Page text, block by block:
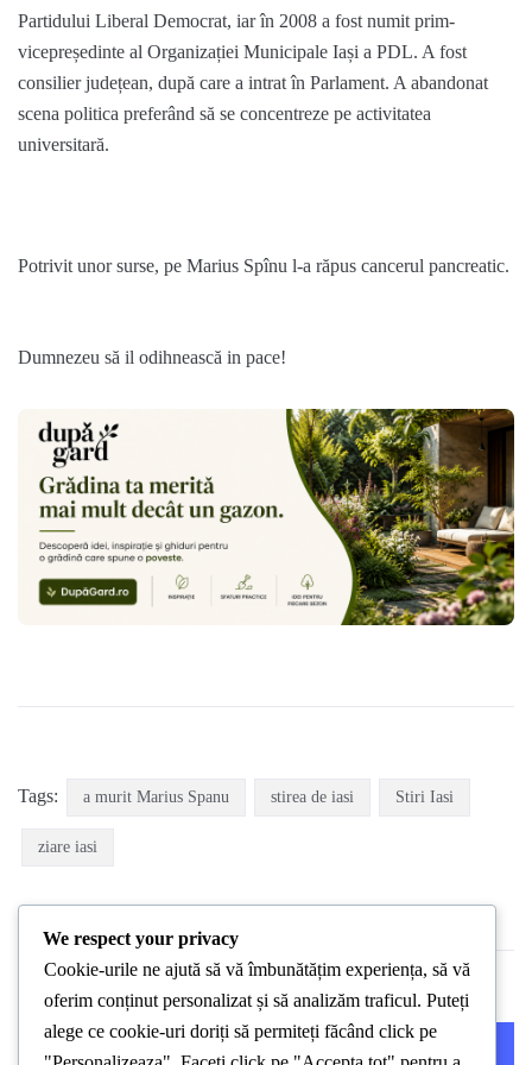
Partidului Liberal Democrat, iar în 2008 a fost numit prim-
vicepreședinte al Organizației Municipale Iași a PDL. A fost
consilier județean, după care a intrat în Parlament. A abandonat
scena politica preferând să se concentreze pe activitatea
universitară.
Potrivit unor surse, pe Marius Spînu l-a răpus cancerul pancreatic.
Dumnezeu să il odihnească in pace!
Tags: a murit Marius Spanu stirea de iasi Stiri Iasi
ziare iasi
PREVIOUS POST NEXT POST
We respect your privacy
Cookie-urile ne ajută să vă îmbunătățim experiența, să vă
oferim conținut personalizat și să analizăm traficul. Puteți
alege ce cookie-uri doriți să permiteți făcând click pe